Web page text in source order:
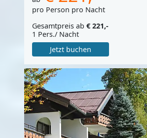
pro Person pro Nacht
Gesamtpreis ab € 221,-
1 Pers./ Nacht
Jetzt buchen